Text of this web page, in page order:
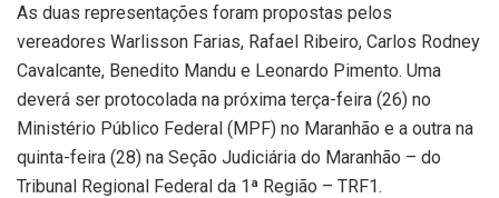
As duas representações foram propostas pelos
vereadores Warlisson Farias, Rafael Ribeiro, Carlos Rodney
Cavalcante, Benedito Mandu e Leonardo Pimento. Uma
deverá ser protocolada na próxima terça-feira (26) no
Ministério Público Federal (MPF) no Maranhão e a outra na
quinta-feira (28) na Seção Judiciária do Maranhão – do
Tribunal Regional Federal da 1ª Região – TRF1.